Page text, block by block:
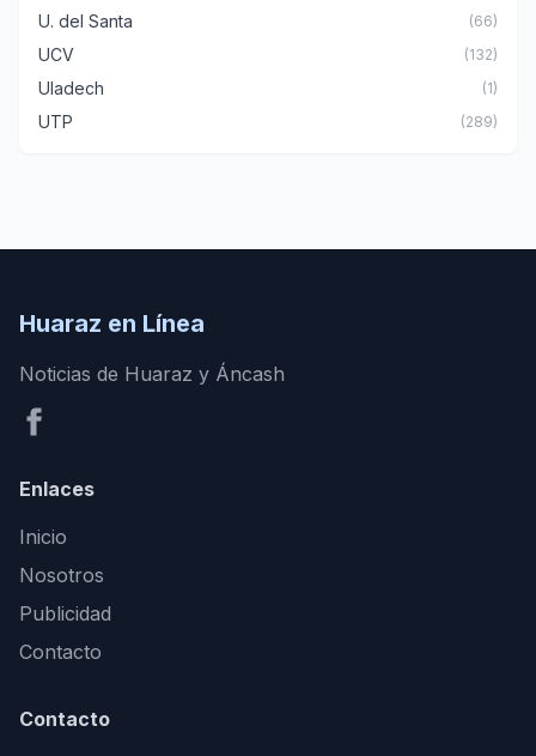
U. del Santa (66)
UCV (132)
Uladech (1)
UTP (289)
Huaraz en Línea
Noticias de Huaraz y Áncash
Enlaces
Inicio
Nosotros
Publicidad
Contacto
Contacto